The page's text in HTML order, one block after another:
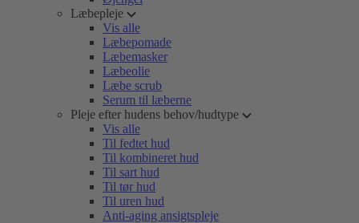
Læbepleje
Vis alle
Læbepomade
Læbemasker
Læbeolie
Læbe scrub
Serum til læberne
Pleje efter hudens behov/hudtype
Vis alle
Til fedtet hud
Til kombineret hud
Til sart hud
Til tør hud
Til uren hud
Anti-aging ansigtspleje